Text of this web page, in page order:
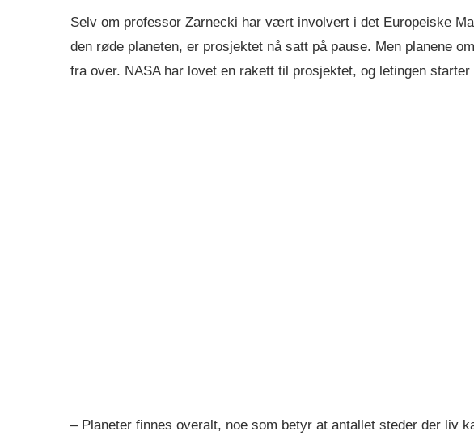
Selv om professor Zarnecki har vært involvert i det Europeiske
den røde planeten, er prosjektet nå satt på pause. Men planene
fra over. NASA har lovet en rakett til prosjektet, og letingen starter
– Planeter finnes overalt, noe som betyr at antallet steder der liv